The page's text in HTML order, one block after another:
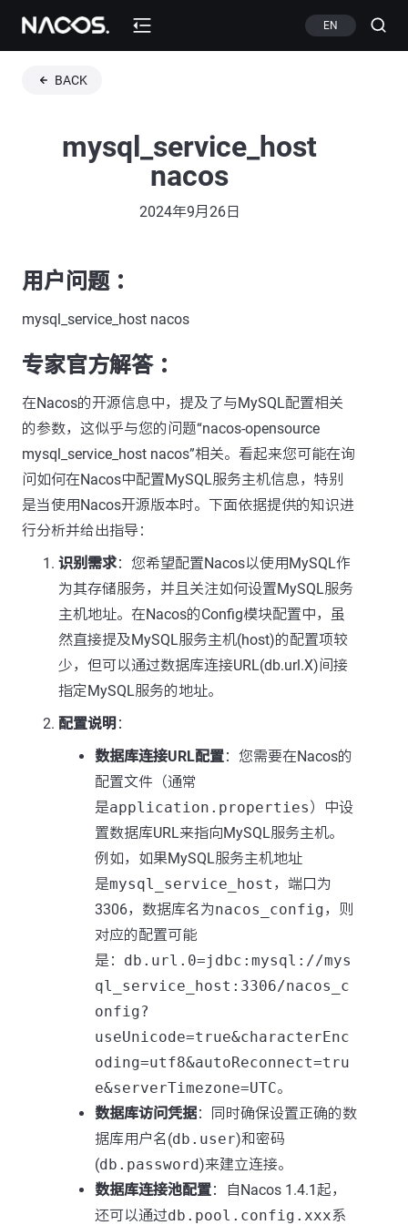
EN
BACK
mysql_service_host
nacos
2024年9月26日
用户问题 ：
mysql_service_host nacos
专家官方解答 ：
在Nacos的开源信息中，提及了与MySQL配置相关
的参数，这似乎与您的问题“nacos-opensource
mysql_service_host nacos”相关。看起来您可能在询
问如何在Nacos中配置MySQL服务主机信息，特别
是当使用Nacos开源版本时。下面依据提供的知识进
行分析并给出指导：
识别需求：您希望配置Nacos以使用MySQL作
为其存储服务，并且关注如何设置MySQL服务
主机地址。在Nacos的Config模块配置中，虽
然直接提及MySQL服务主机(host)的配置项较
少，但可以通过数据库连接URL(db.url.X)间接
指定MySQL服务的地址。
配置说明 ：
数据库连接URL配置：您需要在Nacos的
配置文件（通常
是application.properties）中设
置数据库URL来指向MySQL服务主机。
例如，如果MySQL服务主机地址
是mysql_service_host ，端口为
3306，数据库名为nacos_config，则
对应的配置可能
是： db.url.0=jdbc:mysql://mys
ql_service_host:3306/nacos_c
onfig?
useUnicode=true&characterEnc
oding=utf8&autoReconnect=tru
e&serverTimezone=UTC。
数据库访问凭据：同时确保设置正确的数
据库用户名(db.user)和密码
(db.password)来建立连接。
数据库连接池配置：自Nacos 1.4.1起，
还可以通过db.pool.config.xxx系